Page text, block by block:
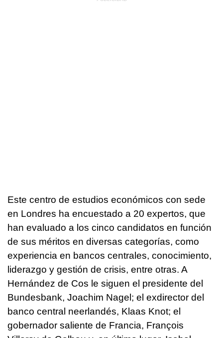
Este centro de estudios económicos con sede
en Londres ha encuestado a 20 expertos, que
han evaluado a los cinco candidatos en función
de sus méritos en diversas categorías, como
experiencia en bancos centrales, conocimiento,
liderazgo y gestión de crisis, entre otras. A
Hernández de Cos le siguen el presidente del
Bundesbank, Joachim Nagel; el exdirector del
banco central neerlandés, Klaas Knot; el
gobernador saliente de Francia, François